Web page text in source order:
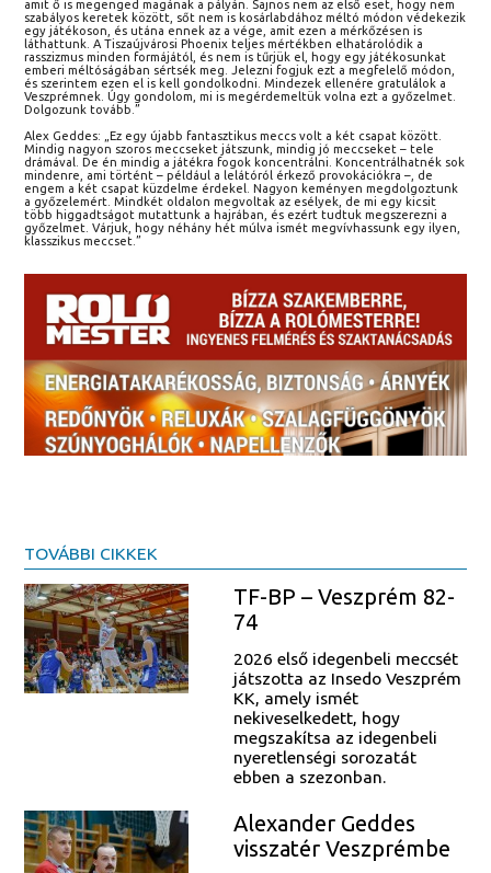
amit ő is megenged magának a pályán. Sajnos nem az első eset, hogy nem
szabályos keretek között, sőt nem is kosárlabdához méltó módon védekezik
egy játékoson, és utána ennek az a vége, amit ezen a mérkőzésen is
láthattunk. A Tiszaújvárosi Phoenix teljes mértékben elhatárolódik a
rasszizmus minden formájától, és nem is tűrjük el, hogy egy játékosunkat
emberi méltóságában sértsék meg. Jelezni fogjuk ezt a megfelelő módon,
és szerintem ezen el is kell gondolkodni. Mindezek ellenére gratulálok a
Veszprémnek. Úgy gondolom, mi is megérdemeltük volna ezt a győzelmet.
Dolgozunk tovább.”
Alex Geddes: „Ez egy újabb fantasztikus meccs volt a két csapat között.
Mindig nagyon szoros meccseket játszunk, mindig jó meccseket – tele
drámával. De én mindig a játékra fogok koncentrálni. Koncentrálhatnék sok
mindenre, ami történt – például a lelátóról érkező provokációkra –, de
engem a két csapat küzdelme érdekel. Nagyon keményen megdolgoztunk
a győzelemért. Mindkét oldalon megvoltak az esélyek, de mi egy kicsit
több higgadtságot mutattunk a hajrában, és ezért tudtuk megszerezni a
győzelmet. Várjuk, hogy néhány hét múlva ismét megvívhassunk egy ilyen,
klasszikus meccset.”
TOVÁBBI CIKKEK
TF-BP – Veszprém 82-
74
2026 első idegenbeli meccsét
játszotta az Insedo Veszprém
KK, amely ismét
nekiveselkedett, hogy
megszakítsa az idegenbeli
nyeretlenségi sorozatát
ebben a szezonban.
Alexander Geddes
visszatér Veszprémbe